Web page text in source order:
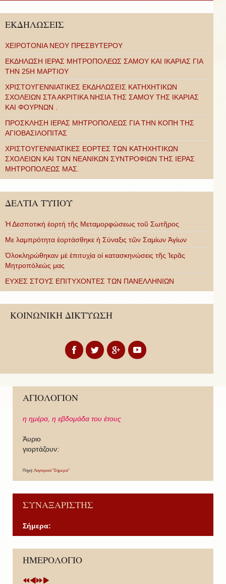
ΕΚΔΗΛΩΣΕΙΣ
ΧΕΙΡΟΤΟΝΙΑ ΝΕΟΥ ΠΡΕΣΒΥΤΕΡΟΥ
ΕΚΔΗΛΩΣΗ ΙΕΡΑΣ ΜΗΤΡΟΠΟΛΕΩΣ ΣΑΜΟΥ ΚΑΙ ΙΚΑΡΙΑΣ ΓΙΑ
ΤΗΝ 25Η ΜΑΡΤΙΟΥ
ΧΡΙΣΤΟΥΓΕΝΝΙΑΤΙΚΕΣ ΕΚΔΗΛΩΣΕΙΣ ΚΑΤΗΧΗΤΙΚΩΝ
ΣΧΟΛΕΙΩΝ ΣΤΑ ΑΚΡΙΤΙΚΑ ΝΗΣΙΑ ΤΗΣ ΣΑΜΟΥ ΤΗΣ ΙΚΑΡΙΑΣ
ΚΑΙ ΦΟΥΡΝΩΝ .
ΠΡΟΣΚΛΗΣΗ ΙΕΡΑΣ ΜΗΤΡΟΠΟΛΕΩΣ ΓΙΑ ΤΗΝ ΚΟΠΗ ΤΗΣ
ΑΓΙΟΒΑΣΙΛΟΠΙΤΑΣ
ΧΡΙΣΤΟΥΓΕΝΝΙΑΤΙΚΕΣ ΕΟΡΤΕΣ ΤΩΝ ΚΑΤΗΧΗΤΙΚΩΝ
ΣΧΟΛΕΙΩΝ ΚΑΙ ΤΩΝ ΝΕΑΝΙΚΩΝ ΣΥΝΤΡΟΦΙΩΝ ΤΗΣ ΙΕΡΑΣ
ΜΗΤΡΟΠΟΛΕΩΣ ΜΑΣ.
ΔΕΛΤΙΑ ΤΥΠΟΥ
Ἡ Δεσποτική ἑορτή τῆς Μεταμορφώσεως τοῦ Σωτῆρος
Με λαμπρότητα ἑορτάσθηκε ἡ Σύναξις τῶν Σαμίων Ἁγίων
Ὁλοκληρώθηκαν μὲ ἐπιτυχία οἱ κατασκηνώσεις τῆς Ἱερᾶς
Μητροπόλεώς μας
ΕΥΧΕΣ ΣΤΟΥΣ ΕΠΙΤΥΧΟΝΤΕΣ ΤΩΝ ΠΑΝΕΛΛΗΝΙΩΝ
ΚΟΙΝΩΝΙΚΗ ΔΙΚΤΥΩΣΗ
ΑΓΙΟΛΟΓΙΟΝ
η ημέρα, η εβδομάδα του έτους
Άυριο
γιορτάζουν:
Πηγή: Λογισμικό "Σήμερα"
ΣΥΝΑΞΑΡΙΣΤΗΣ
Σήμερα:
ΗΜΕΡΟΛΟΓΙΟ
P
r
v
P
r
v
N
e
t
N
e
t